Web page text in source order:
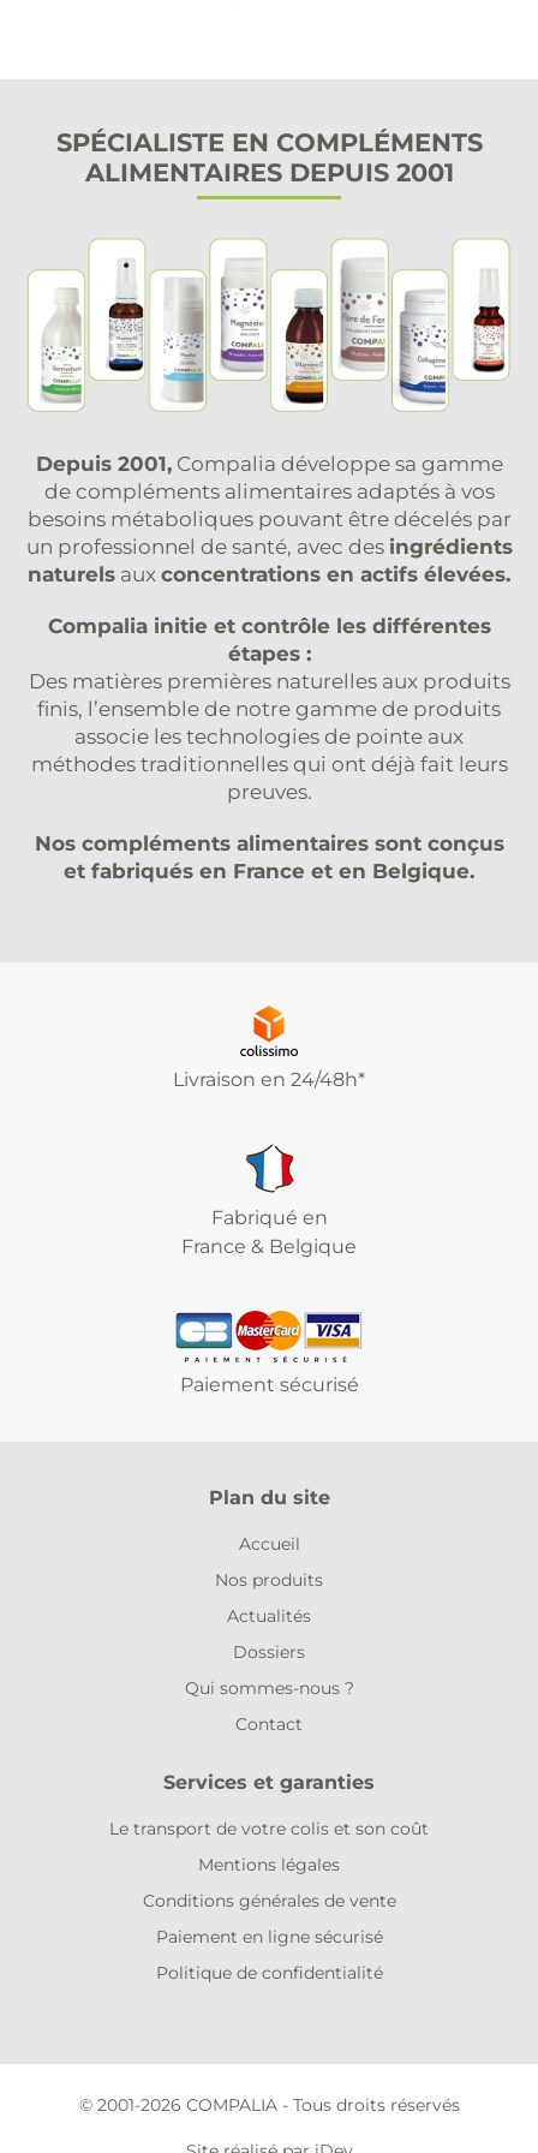
SPÉCIALISTE EN COMPLÉMENTS
ALIMENTAIRES DEPUIS 2001
Depuis 2001,Compalia développe sa gamme
de compléments alimentaires adaptés à vos
besoins métaboliques pouvant être décelés par
un professionnel de santé, avec des ingrédients
naturels aux concentrations en actifs élevées.
Compalia initie et contrôle les différentes
étapes :
Des matières premières naturelles aux produits
finis, l’ensemble de notre gamme de produits
associe les technologies de pointe aux
méthodes traditionnelles qui ont déjà fait leurs
preuves.
Nos compléments alimentaires sont conçus
et fabriqués en France et en Belgique.
Livraison en 24/48h*
Fabriqué en
France & Belgique
Paiement sécurisé
Plan du site
Accueil
Nos produits
Actualités
Dossiers
Qui sommes-nous ?
Contact
Services et garanties
Le transport de votre colis et son coût
Mentions légales
Conditions générales de vente
Paiement en ligne sécurisé
Politique de confidentialité
© 2001-2026 COMPALIA - Tous droits réservés